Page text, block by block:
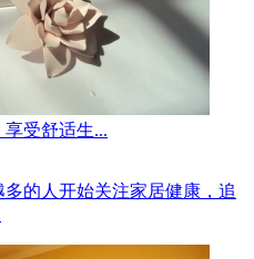
享受舒适生...
的人开始关注家居健康，追